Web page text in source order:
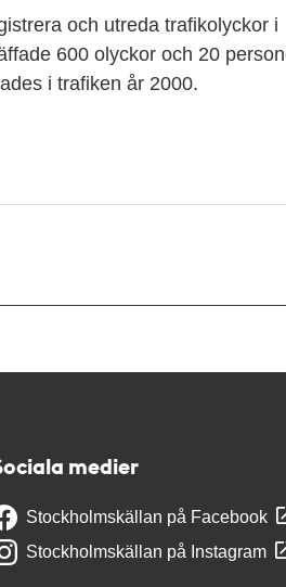
och utreda trafikolyckor i
600 olyckor och 20
i trafiken år 2000.
medier
Stockholmskällan på Facebook
Stockholmskällan på Instagram